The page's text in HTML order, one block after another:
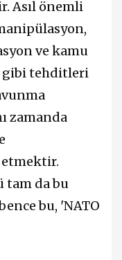
Asıl önemli
ve kamu
gibi tehditleri
zamanda
etmektir.
da bu
bu, 'NATO